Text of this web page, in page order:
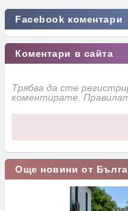
Facebook коментари
Коментари в сайта
Трябва да сте
коментирате.
Още новини от